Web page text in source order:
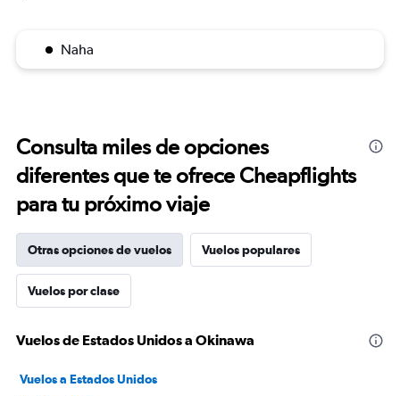
Naha
Consulta miles de opciones
diferentes que te ofrece Cheapflights
para tu próximo viaje
Otras opciones de vuelos Vuelos populares
Vuelos por clase
Vuelos de Estados Unidos a Okinawa
Vuelos a Estados Unidos